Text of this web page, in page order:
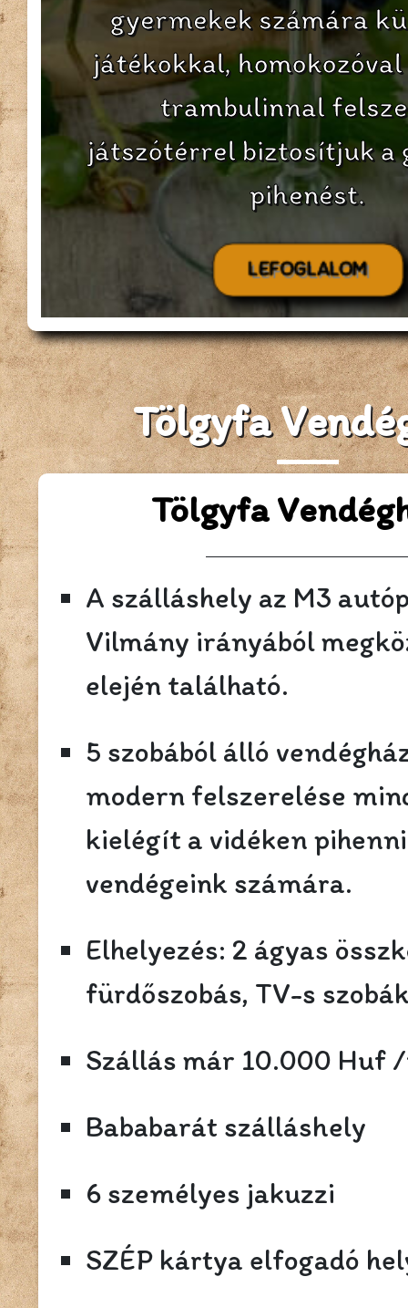
gyermekek számára
játékokkal,
trambulinnal
játszótérrel biztosítjuk a
pihenést.
LEFOGLALOM
Tölgyfa
Tölgyfa
A szálláshely az M3
Vilmány irányából
elején található.
5 szobából álló
modern felszerelése
kielégít a vidéken
vendégeink számára.
Elhelyezés: 2 ágyas
fürdőszobás, TV-s
Szállás már 10.000
Bababarát szálláshely
6 személyes jakuzzi
SZÉP kártya elfogadó